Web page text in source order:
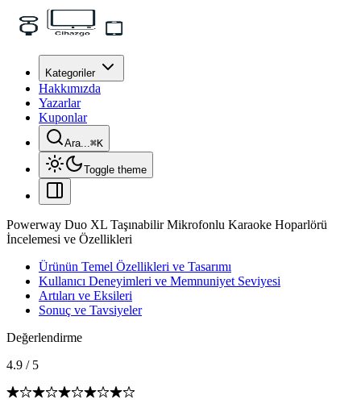
Kategoriler
Hakkımızda
Yazarlar
Kuponlar
Ara...⌘K
Toggle theme
Powerway Duo XL Taşınabilir Mikrofonlu Karaoke Hoparlörü
İncelemesi ve Özellikleri
Ürünün Temel Özellikleri ve Tasarımı
Kullanıcı Deneyimleri ve Memnuniyet Seviyesi
Artıları ve Eksileri
Sonuç ve Tavsiyeler
Değerlendirme
4.9 / 5